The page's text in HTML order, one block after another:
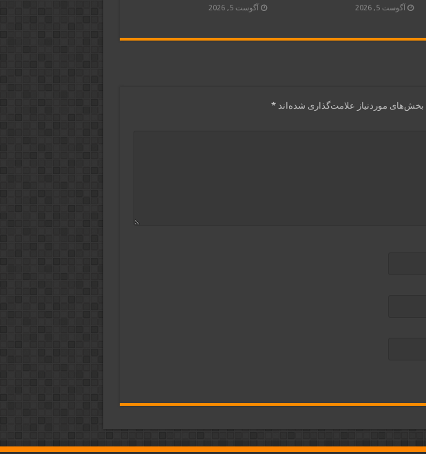
آگوست 5, 2026 آگوست 5, 2026
بخش‌های موردنیاز علامت‌گذاری شده‌اند*